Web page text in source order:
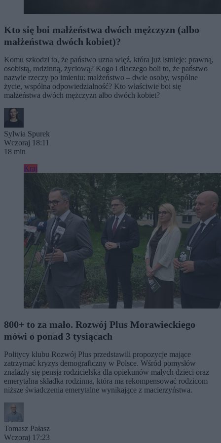
Kto się boi małżeństwa dwóch mężczyzn (albo
małżeństwa dwóch kobiet)?
Komu szkodzi to, że państwo uzna więź, która już istnieje: prawną,
osobistą, rodzinną, życiową? Kogo i dlaczego boli to, że państwo
nazwie rzeczy po imieniu: małżeństwo – dwie osoby, wspólne
życie, wspólna odpowiedzialność? Kto właściwie boi się
małżeństwa dwóch mężczyzn albo dwóch kobiet?
Sylwia Spurek
Wczoraj 18:11
18 min
Kraj
800+ to za mało. Rozwój Plus Morawieckiego
mówi o ponad 3 tysiącach
Politycy klubu Rozwój Plus przedstawili propozycje mające
zatrzymać kryzys demograficzny w Polsce. Wśród pomysłów
znalazły się pensja rodzicielska dla opiekunów małych dzieci oraz
emerytalna składka rodzinna, która ma rekompensować rodzicom
niższe świadczenia emerytalne wynikające z macierzyństwa.
Tomasz Pałasz
Wczoraj 17:23